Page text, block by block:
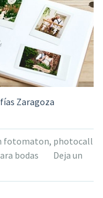
Zaragoza
fotomaton, photocall
bodas
Deja un